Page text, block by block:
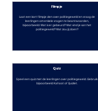
Filmpje
Laat een kort filmpje zien over politiegeweld en vraag de
leerlingen om enkele vragen te beantwoorden,
bijvoorbeeld: Wat is er gebeurd? Wat vind je van het
politiegeweld? Wat zou jij doen?
Quiz
Speel een quiz met de leerlingen over politiegeweld. Gebruik
bijvoorbeeld Kahoot of Quizlet.